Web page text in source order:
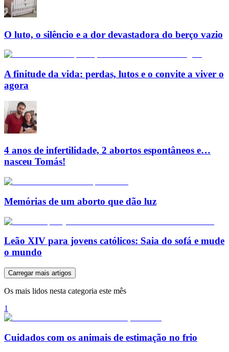
O luto, o silêncio e a dor devastadora do berço vazio
A finitude da vida: perdas, lutos e o convite a viver o
agora
4 anos de infertilidade, 2 abortos espontâneos e…
nasceu Tomás!
Memórias de um aborto que dão luz
Leão XIV para jovens católicos: Saia do sofá e mude
o mundo
Carregar mais artigos
Os mais lidos nesta categoria este mês
1
Cuidados com os animais de estimação no frio